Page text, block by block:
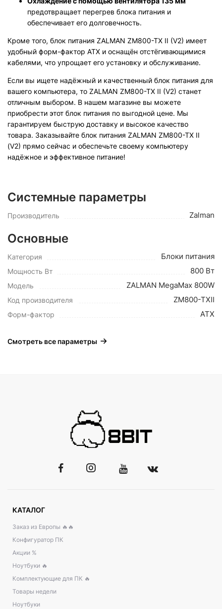
предотвращает перегрев блока питания и
обеспечивает его долговечность.
Кроме того, блок питания ZALMAN ZM800-TX II (V2) имеет
удобный форм-фактор ATX и оснащён отстёгивающимися
кабелями, что упрощает его установку и обслуживание.
Если вы ищете надёжный и качественный блок питания для
вашего компьютера, то ZALMAN ZM800-TX II (V2) станет
отличным выбором. В нашем магазине вы можете
приобрести этот блок питания по выгодной цене. Мы
гарантируем быструю доставку и высокое качество
товара. Заказывайте блок питания ZALMAN ZM800-TX II
(V2) прямо сейчас и обеспечьте своему компьютеру
надёжное и эффективное питание!
Системные параметры
Производитель Zalman
Основные
Категория Блоки питания
Мощность Вт 800 Вт
Модель ZALMAN MegaMax 800W
Код производителя ZM800-TXII
Форм-фактор ATX
Смотреть все параметры
КАТАЛОГ
Заказ из Европы 🔥🔥
Конфигуратор ПК
Акции %
Ноутбуки 🔥
Комплектующие для ПК 🔥
Товары недели
Ноутбуки